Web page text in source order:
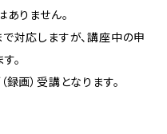
ありません。
対応しますが、講座中の申
。
画）受講となります。